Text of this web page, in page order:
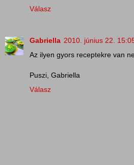
Válasz
Gabriella 2010. június 22.
Az ilyen gyors receptekre van
Puszi, Gabriella
Válasz